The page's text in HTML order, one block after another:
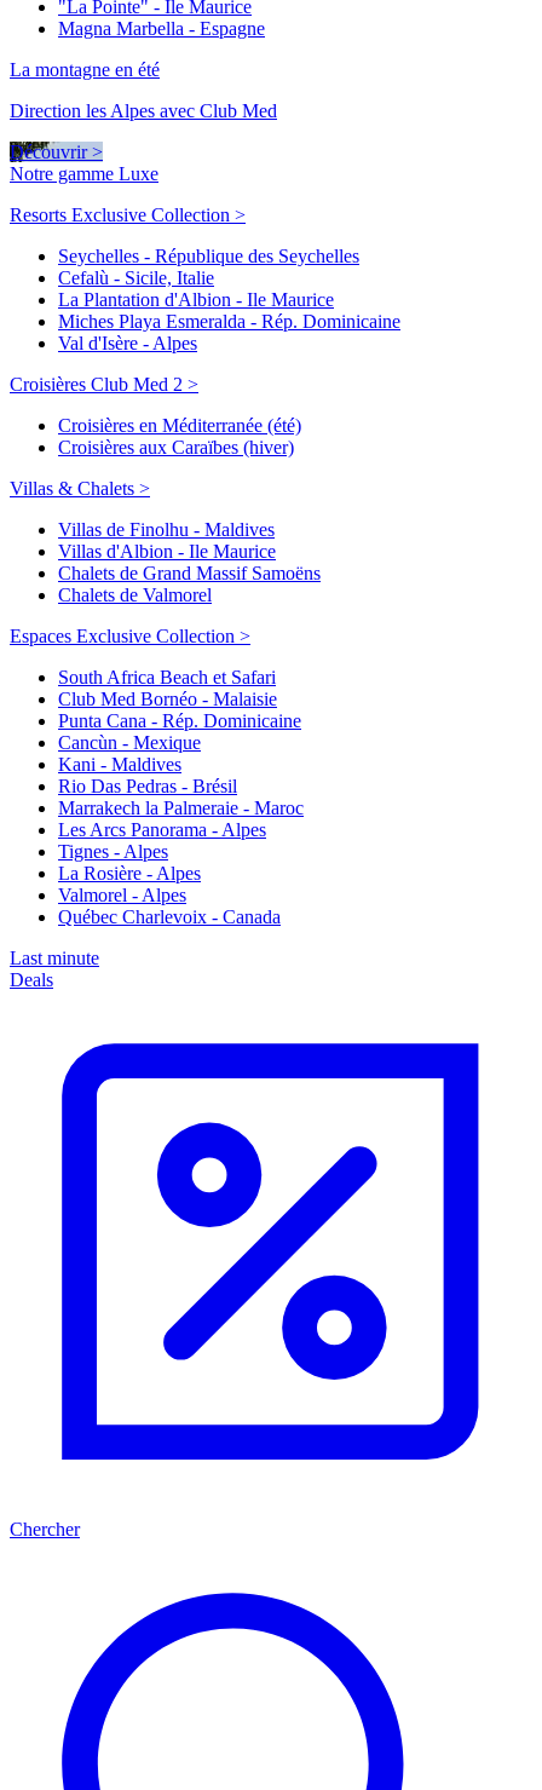
"La Pointe" - Ile Maurice
Magna Marbella - Espagne
La montagne en été
Direction les Alpes avec Club Med
Découvrir >
Notre gamme Luxe
Resorts Exclusive Collection >
Seychelles - République des Seychelles
Cefalù - Sicile, Italie
La Plantation d'Albion - Ile Maurice
Miches Playa Esmeralda - Rép. Dominicaine
Val d'Isère - Alpes
Croisières Club Med 2 >
Croisières en Méditerranée (été)
Croisières aux Caraïbes (hiver)
Villas & Chalets >
Villas de Finolhu - Maldives
Villas d'Albion - Ile Maurice
Chalets de Grand Massif Samoëns
Chalets de Valmorel
Espaces Exclusive Collection >
South Africa Beach et Safari
Club Med Bornéo - Malaisie
Punta Cana - Rép. Dominicaine
Cancùn - Mexique
Kani - Maldives
Rio Das Pedras - Brésil
Marrakech la Palmeraie - Maroc
Les Arcs Panorama - Alpes
Tignes - Alpes
La Rosière - Alpes
Valmorel - Alpes
Québec Charlevoix - Canada
Last minute
Deals
Chercher